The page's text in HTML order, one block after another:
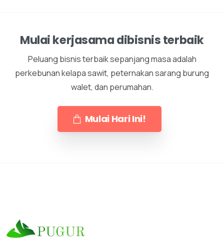
Mulai kerjasama dibisnis terbaik
Peluang bisnis terbaik sepanjang masa adalah
perkebunan kelapa sawit, peternakan sarang burung
walet, dan perumahan.
Mulai Hari Ini!